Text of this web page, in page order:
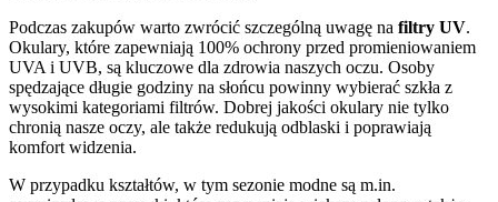
Podczas zakupów warto zwrócić szczególną uwagę na filtry UV.
Okulary, które zapewniają 100% ochrony przed promieniowaniem
UVA i UVB, są kluczowe dla zdrowia naszych oczu. Osoby
spędzające długie godziny na słońcu powinny wybierać szkła z
wysokimi kategoriami filtrów. Dobrej jakości okulary nie tylko
chronią nasze oczy, ale także redukują odblaski i poprawiają
komfort widzenia.
W przypadku kształtów, w tym sezonie modne są m.in.